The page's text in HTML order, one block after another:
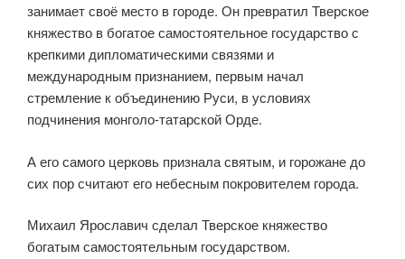
занимает своё место в городе. Он превратил Тверское
княжество в богатое самостоятельное государство с
крепкими дипломатическими связями и
международным признанием, первым начал
стремление к объединению Руси, в условиях
подчинения монголо-татарской Орде.
А его самого церковь признала святым, и горожане до
сих пор считают его небесным покровителем города.
Михаил Ярославич сделал Тверское княжество
богатым самостоятельным государством.